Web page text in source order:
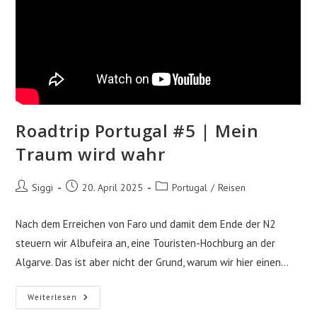
Roadtrip Portugal #5 | Mein
Traum wird wahr
Beitrags-
Siggi
Beitrag20. April 2025
Beitrags-
Portugal / Reisen
Nach dem Erreichen von Faro und damit dem Ende der N2
steuern wir Albufeira an, eine Touristen-Hochburg an der
Algarve. Das ist aber nicht der Grund, warum wir hier einen…
Weiterlesen Roadtrip
Portugal